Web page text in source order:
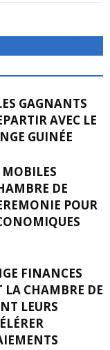
GAGNANTS
AVEC LE
GUINÉE
DE
POUR
FINANCES
LA CHAMBRE DE
LEURS